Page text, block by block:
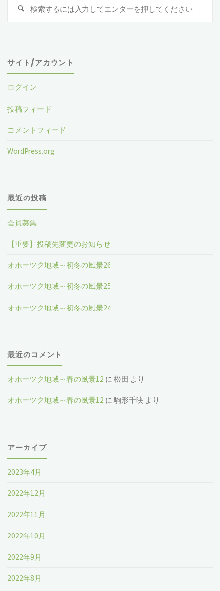
サイト/アカウント
ログイン
投稿フィード
コメントフィード
WordPress.org
最近の投稿
会員募集
【重要】投稿先変更のお知らせ
オホーツク地域～初冬の風景26
オホーツク地域～初冬の風景25
オホーツク地域～初冬の風景24
最近のコメント
オホーツク地域～春の風景12 に松田 より
オホーツク地域～春の風景12 に駒形千映 より
アーカイブ
2023年4月
2022年12月
2022年11月
2022年10月
2022年9月
2022年8月